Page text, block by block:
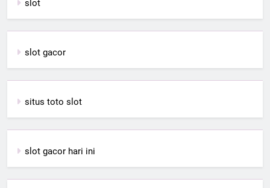
slot
slot gacor
situs toto slot
slot gacor hari ini